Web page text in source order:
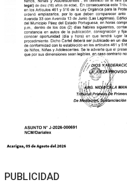
PUBLICIDAD